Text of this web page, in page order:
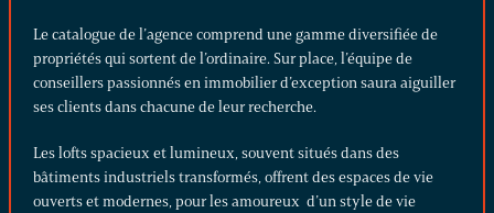
Le catalogue de l’agence comprend une gamme diversifiée de
propriétés qui sortent de l’ordinaire. Sur place, l’équipe de
conseillers passionnés en immobilier d’exception saura aiguiller
ses clients dans chacune de leur recherche.
Leslofts spacieux et lumineux, souvent situés dans des
bâtiments industriels transformés, offrent des espaces de vie
ouverts et modernes, pour les amoureux d’un style de vie